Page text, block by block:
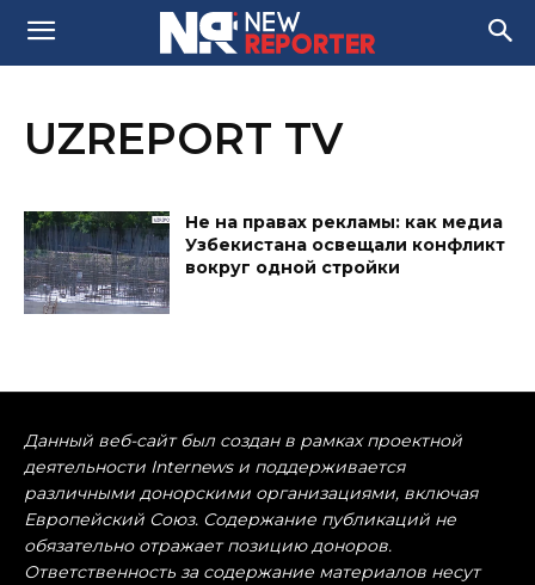
UZREPORT TV
Не на правах рекламы: как медиа
Узбекистана освещали конфликт
вокруг одной стройки
Данный веб-сайт был создан в рамках проектной
деятельности Internews и поддерживается
различными донорскими организациями, включая
Европейский Союз. Содержание публикаций не
обязательно отражает позицию доноров.
Ответственность за содержание материалов несут